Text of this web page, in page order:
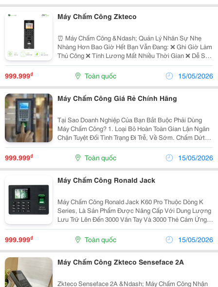
Máy Chấm Công Zkteco
⏰ Máy Chấm Công &Ndash; Quản Lý Nhân Sự Nhẹ
Nhàng Hơn Bao Giờ Hết Bạn Vẫn Đang: ❌ Ghi Giờ Làm
Thủ Công ❌ Tính Lương Mất Nhiều Thời Gian ❌ Dễ Sai
Sót Giờ Vào &Ndash; Ra Của Nhân Viên Đã Đến Lúc
Doanh Nghiệp Chuyển Sang Chấm Công Tự Động ! ✅
Chấm...
999.999₫ Toàn quốc 15/05/2026
Máy Chấm Công Giá Rẻ Chính Hãng
Tại Sao Doanh Nghiệp Của Bạn Bắt Buộc Phải Dùng
Máy Chấm Công? 1. Loại Bỏ Hoàn Toàn Gian Lận Ngăn
Chặn Tuyệt Đối Tình Trạng Đi Trễ, Về Sớm. Chấm Dứt
Việc Chấm Công Giùm Giữa Các Nhân Viên. Xây Dựng
Môi Trường Làm Việc Công Bằng, Minh Bạch. ...
999.999₫ Toàn quốc 15/05/2026
Máy Chấm Công Ronald Jack
Máy Chấm Công Ronald Jack K60 Pro Thuộc Dòng K
Series, Là Sản Phẩm Được Nâng Cấp Với Dung Lượng
Lưu Trữ Lên Đến 3000 Vân Tay Và 3000 Thẻ Cảm Ứng.
Đây Là Thiết Bị Lý Tưởng Dành Cho Các Doanh Nghiệp
Vừa Và Nhỏ Nhờ Tính Năng Vượt Trội, Hiệu Suất Cao,
999.999₫ Toàn quốc 15/05/2026
Máy Chấm Công Zkteco Senseface 2A
Zkteco Senseface 2A &Ndash; Máy Chấm Công Nhận